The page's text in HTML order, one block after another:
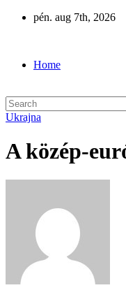
Skip
pén. aug 7th, 2026
Home
Ukrajna
A közép-